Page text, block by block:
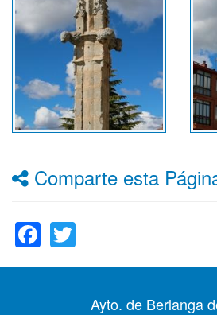
Comparte esta
Facebook
Ayto. de Berlanga